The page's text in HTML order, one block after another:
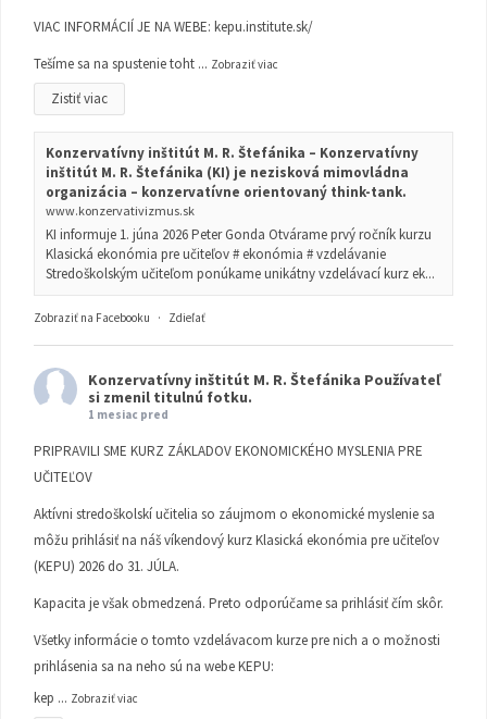
VIAC INFORMÁCIÍ JE NA WEBE: kepu.institute.sk/
Tešíme sa na spustenie toht ... Zobraziť viac
Zistiť viac
Konzervatívny inštitút M. R. Štefánika – Konzervatívny
inštitút M. R. Štefánika (KI) je nezisková mimovládna
organizácia – konzervatívne orientovaný think-tank.
www.konzervativizmus.sk
KI informuje 1. júna 2026 Peter Gonda Otvárame prvý ročník kurzu
Klasická ekonómia pre učiteľov # ekonómia # vzdelávanie
Stredoškolským učiteľom ponúkame unikátny vzdelávací kurz ek...
Zobraziť na Facebooku · Zdieľať
Konzervatívny inštitút M. R. Štefánika Používateľ
si zmenil titulnú fotku.
1 mesiac pred
PRIPRAVILI SME KURZ ZÁKLADOV EKONOMICKÉHO MYSLENIA PRE
UČITEĽOV
Aktívni stredoškolskí učitelia so záujmom o ekonomické myslenie sa
môžu prihlásiť na náš víkendový kurz Klasická ekonómia pre učiteľov
(KEPU) 2026 do 31. JÚLA.
Kapacita je však obmedzená. Preto odporúčame sa prihlásiť čím skôr.
Všetky informácie o tomto vzdelávacom kurze pre nich a o možnosti
prihlásenia sa na neho sú na webe KEPU:
kep ... Zobraziť viac